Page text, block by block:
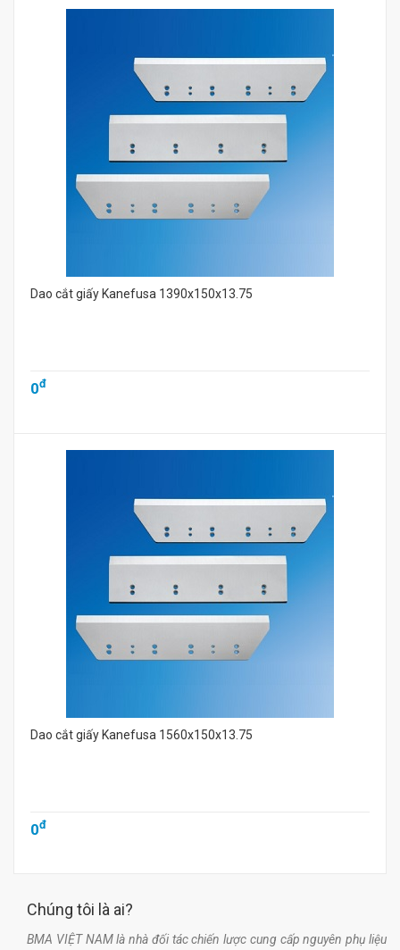
Dao cắt giấy Kanefusa 1390x150x13.75
0đ
Dao cắt giấy Kanefusa 1560x150x13.75
0đ
Chúng tôi là ai?
BMA VIỆT NAM là nhà đối tác chiến lược cung cấp nguyên phụ liệu